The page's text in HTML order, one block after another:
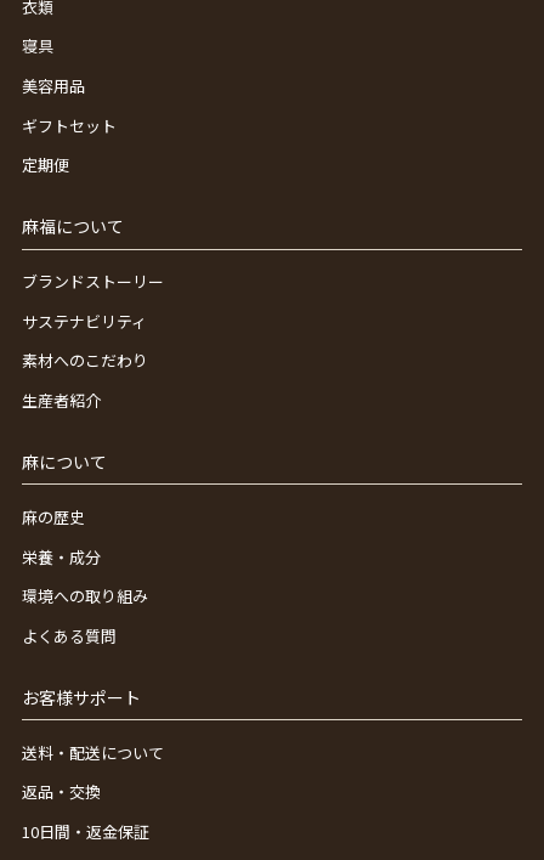
衣類
寝具
美容用品
ギフトセット
定期便
麻福について
ブランドストーリー
サステナビリティ
素材へのこだわり
生産者紹介
麻について
麻の歴史
栄養・成分
環境への取り組み
よくある質問
お客様サポート
送料・配送について
返品・交換
10日間・返金保証